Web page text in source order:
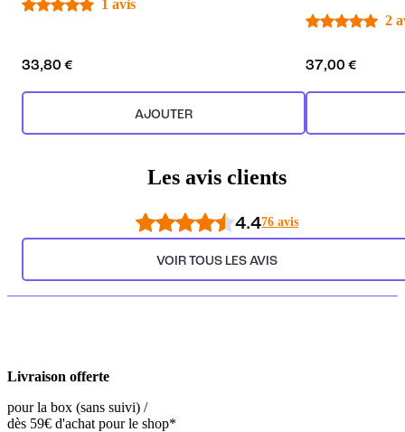
1 avis
33,80 €
AJOUTER
2
37,00 €
Les avis clients
4.476 avis
VOIR TOUS LES AVIS
Livraison offerte
pour la box (sans suivi) /
dès 59€ d'achat pour le shop*